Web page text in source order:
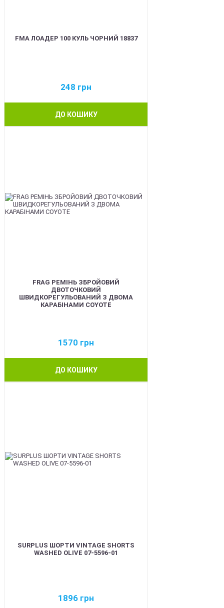
FMA ЛОАДЕР 100 КУЛЬ ЧОРНИЙ 18837
248 грн
ДО КОШИКУ
FRAG РЕМІНЬ ЗБРОЙОВИЙ
ДВОТОЧКОВИЙ
ШВИДКОРЕГУЛЬОВАНИЙ З ДВОМА
КАРАБІНАМИ COYOTE
1570 грн
ДО КОШИКУ
SURPLUS ШОРТИ VINTAGE SHORTS
WASHED OLIVE 07-5596-01
1896 грн